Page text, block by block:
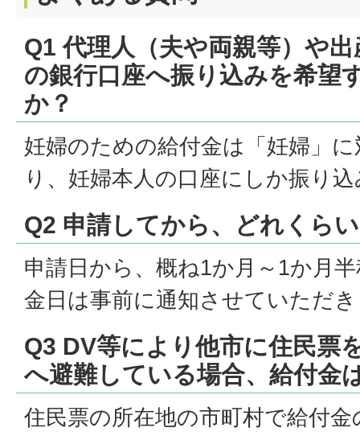
Q1 代理人（夫や両親等）や
の銀行口座へ振り込みを希望
か？
妊婦のための給付金は「妊婦」
り、妊婦本人の口座にしか振り
Q2 申請してから、どれくら
申請日から、概ね1か月～1か月
金日は事前に通知させていただ
Q3 DV等により他市に住民票
へ避難している場合、給付金
住民票の所在地の市町村で給付